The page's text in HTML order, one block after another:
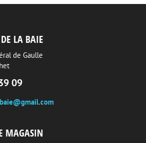
DE LA BAIE
de Gaulle
09
MAGASIN